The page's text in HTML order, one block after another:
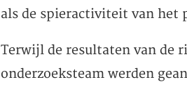
als de spieractiviteit van het
Terwijl de resultaten van de
onderzoeksteam werden